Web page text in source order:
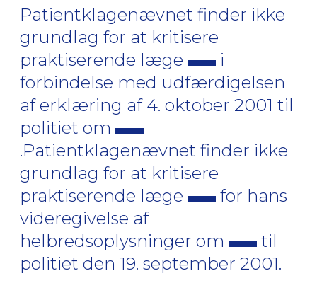
Patientklagenævnet finder ikke
grundlag for at kritisere
praktiserende læge
i
forbindelse med udfærdigelsen
af erklæring af 4. oktober 2001 til
politiet om
.Patientklagenævnet finder ikke
grundlag for at kritisere
praktiserende læge
for hans
videregivelse af
helbredsoplysninger om
til
politiet den 19. september 2001.